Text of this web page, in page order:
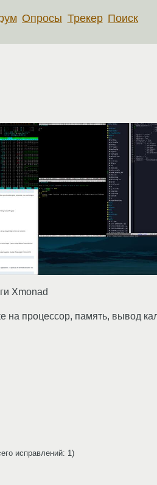
Опросы Трекер Поиск
Xmonad
процессор, память, вывод
исправлений: 1)